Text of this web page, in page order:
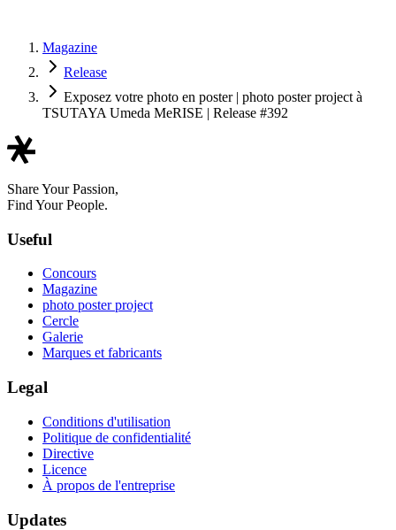
Magazine
Release
Exposez votre photo en poster | photo poster project à
TSUTAYA Umeda MeRISE | Release #392
Share Your Passion,
Find Your People.
Useful
Concours
Magazine
photo poster project
Cercle
Galerie
Marques et fabricants
Legal
Conditions d'utilisation
Politique de confidentialité
Directive
Licence
À propos de l'entreprise
Updates